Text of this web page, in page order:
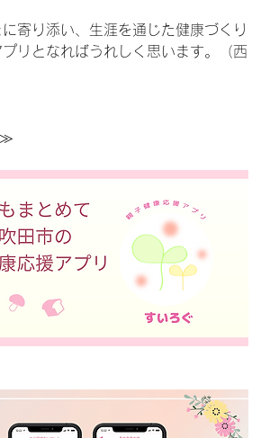
寄り添い、生涯を通じた健康づくり
リとなればうれしく思います。（西
≫